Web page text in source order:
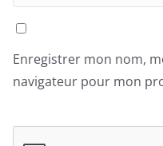
Enregistrer mon nom,
navigateur pour mon